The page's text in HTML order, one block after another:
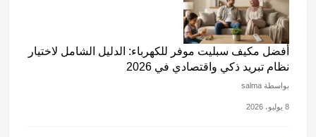
أفضل مكيف سبليت موفر للكهرباء: الدليل الشامل لاختيار
نظام تبريد ذكي واقتصادي في 2026
بواسطة salma
8 يوليو، 2026